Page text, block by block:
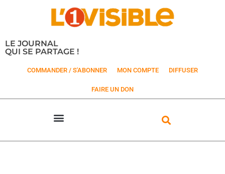
LE JOURNAL
QUI SE PARTAGE !
COMMANDER / S'ABONNER MON COMPTE DIFFUSER
FAIRE UN DON